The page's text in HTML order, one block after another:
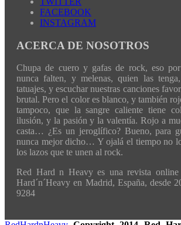
FACEBOOK
INSTAGRAM
ACERCA DE NOSOTROS
Chupa de cuero y gafas de rock, eso
nunca falten, y melenas, quien las
tatuajes, y escuchar nuestras canciones
brutal. Pero el color es blanco, y también
tampoco, que la sangre caliente tiene
ilusión, y la pasión y la valentía. Rojo a
casta… ¿Es un jeroglífico? Bueno, para
nunca mejor dicho… Y ojalá el tiempo no
los lazos que te unen al rock.
Red Hard n Heavy es una revista online
Hard´n´Heavy en Madrid, España, desde
9284